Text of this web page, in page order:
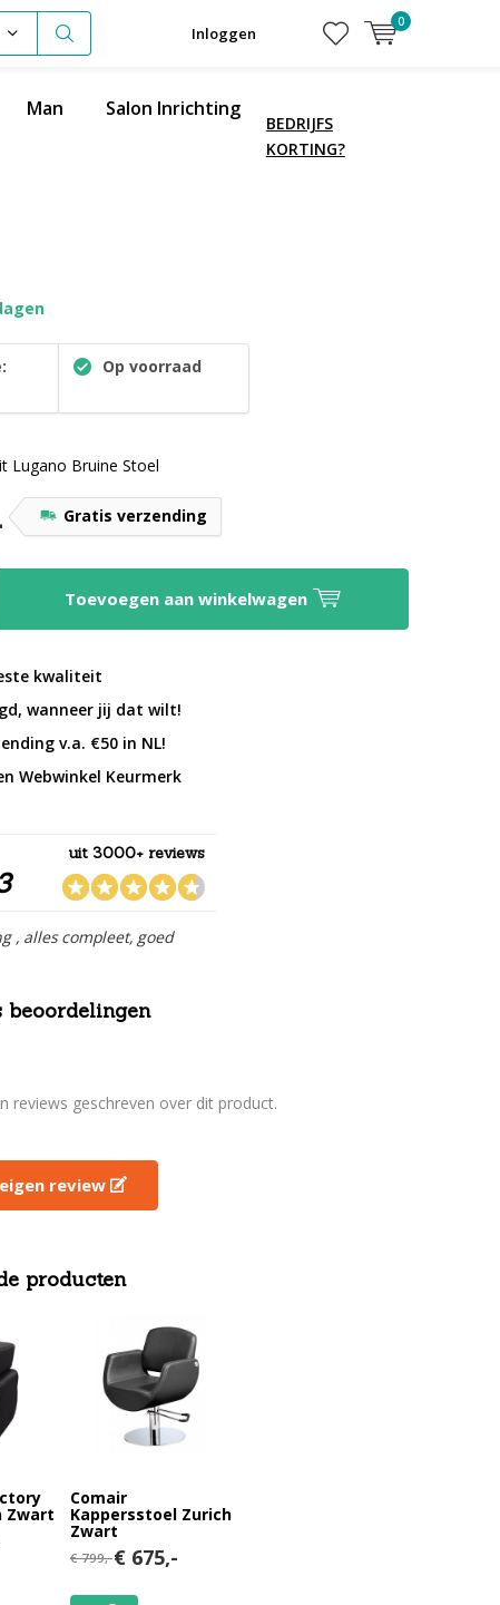
Inloggen
0
Man Salon Inrichting
BEDRIJFS
KORTING?
Op voorraad
Lugano Bruine Stoel
Gratis verzending
Toevoegen aan winkelwagen
kwaliteit
wanneer jij dat wilt!
v.a. €50 in NL!
Webwinkel Keurmerk
uit 3000+ reviews
, alles compleet, goed
beoordelingen
reviews geschreven over dit product.
review
producten
Zwart
Comair
Kappersstoel Zurich
Zwart
€ 799,-€ 675,-